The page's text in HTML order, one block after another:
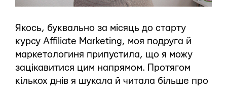
Якось, буквально за місяць до старту
курсу Affiliate Marketing, моя подруга й
маркетологиня припустила, що я можу
зацікавитися цим напрямом. Протягом
кількох днів я шукала й читала більше про